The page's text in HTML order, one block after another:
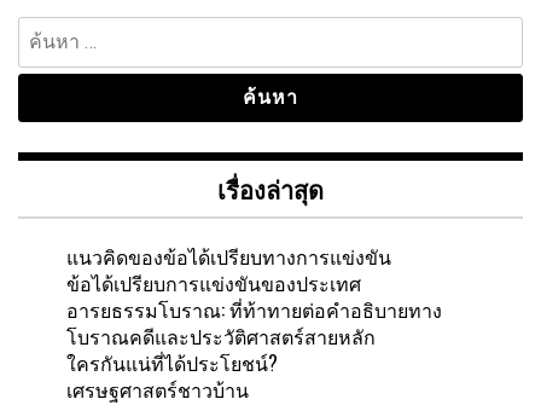
ค้นหา
สำหรับ:
เรื่องล่าสุด
แนวคิดของข้อได้เปรียบทางการแข่งขัน
ข้อได้เปรียบการแข่งขันของประเทศ
อารยธรรมโบราณ: ที่ท้าทายต่อคำอธิบายทาง
โบราณคดีและประวัติศาสตร์สายหลัก
ใครกันแน่ที่ได้ประโยชน์?
เศรษฐศาสตร์ชาวบ้าน